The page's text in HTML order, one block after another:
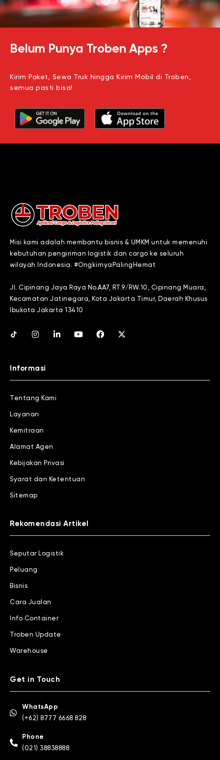
Belum Punya Troben Apps ?
Kirim Paket, Sewa Truk hingga Kirim Mobil di Troben,
semua pasti bisa!
Misi kami adalah membantu bisnis & UMKM untuk memenuhi
kebutuhan pengiriman logistik dan cargo ke seluruh
wilayah Indonesia. #OngkirnyaPalingHemat
Jl. Cipinang Jaya Raya No.AA7, RT.9/RW.10, Cipinang Muara,
Kecamatan Jatinegara, Kota Jakarta Timur, Daerah Khusus
Ibukota Jakarta 13410
Informasi
Tentang Kami
Layanan
Kemitraan
Alamat Agen
Kebijakan Privasi
Syarat dan Ketentuan
Sitemap
Rekomendasi Artikel
Seputar Logistik
Peluang
Bisnis
Cara Jualan
Info Container
Troben Update
Warehouse
Get in Touch
WhatsApp
(+62) 8777 6668 828
Phone
(021) 38838888